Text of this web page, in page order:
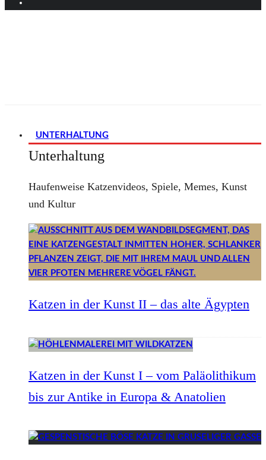
UNTERHALTUNG
Unterhaltung
Haufenweise Katzenvideos, Spiele, Memes, Kunst
und Kultur
Katzen in der Kunst II – das alte Ägypten
Katzen in der Kunst I – vom Paläolithikum
bis zur Antike in Europa & Anatolien